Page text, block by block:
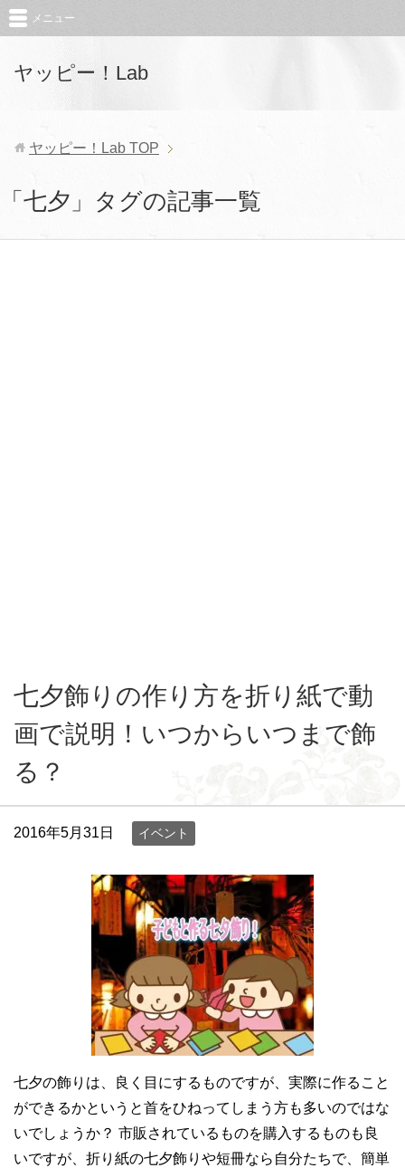
ヤッピー！Lab
メニュー
ヤッピー！Lab TOP
「七夕」タグの記事一覧
七夕飾りの作り方を折り紙で動
画で説明！いつからいつまで飾
る？
2016年5月31日 イベント
七夕の飾りは、良く目にするものですが、実際に作ること
ができるかというと首をひねってしまう方も多いのではな
いでしょうか？ 市販されているものを購入するものも良
いですが、折り紙の七夕飾りや短冊なら自分たちで、簡単